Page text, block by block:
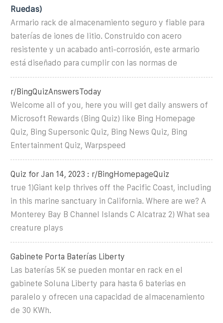
Ruedas)
Armario rack de almacenamiento seguro y fiable para
baterías de iones de litio. Construido con acero
resistente y un acabado anti-corrosión, este armario
está diseñado para cumplir con las normas de
r/BingQuizAnswersToday
Welcome all of you, here you will get daily answers of
Microsoft Rewards (Bing Quiz) like Bing Homepage
Quiz, Bing Supersonic Quiz, Bing News Quiz, Bing
Entertainment Quiz, Warpspeed
Quiz for Jan 14, 2023 : r/BingHomepageQuiz
true 1)Giant kelp thrives off the Pacific Coast, including
in this marine sanctuary in California. Where are we? A
Monterey Bay B Channel Islands C Alcatraz 2) What sea
creature plays
Gabinete Porta Baterías Liberty
Las baterías 5K se pueden montar en rack en el
gabinete Soluna Liberty para hasta 6 baterias en
paralelo y ofrecen una capacidad de almacenamiento
de 30 KWh.